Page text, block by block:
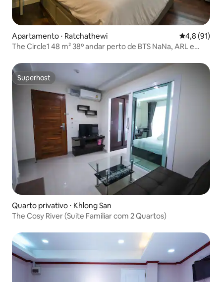
Apartamento ⋅ Ratchathewi 4,8 de uma
4,8 (91)
The Circle1 48 m² 38º andar perto de BTS NaNa, ARL e
Superhost
Superhost
Quarto privativo ⋅ Khlong San
The Cosy River (Suite Familiar com 2 Quartos)